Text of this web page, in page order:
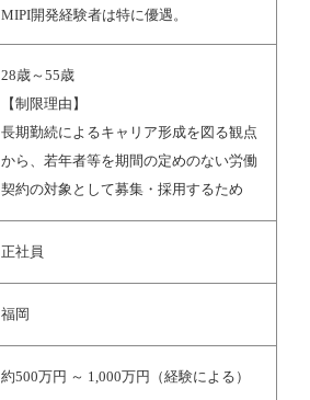
MIPI開発経験者は特に優遇。
28歳～55歳
【制限理由】
長期勤続によるキャリア形成を図る観点
から、若年者等を期間の定めのない労働
契約の対象として募集・採用するため
正社員
福岡
約500万円 ～ 1,000万円（経験による）